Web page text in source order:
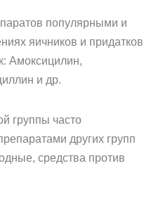
популярными и
яичников и придатков
Амоксицилин,
и др.
группы часто
других групп
средства против